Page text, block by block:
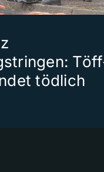
tödlich